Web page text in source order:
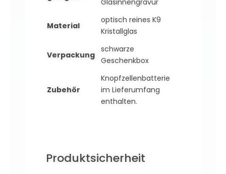
Material
optisch reines K9
Kristallglas
Verpackung
schwarze
Geschenkbox
Zubehör
Knopfzellenbatterie
im Lieferumfang
enthalten.
Produktsicherheit